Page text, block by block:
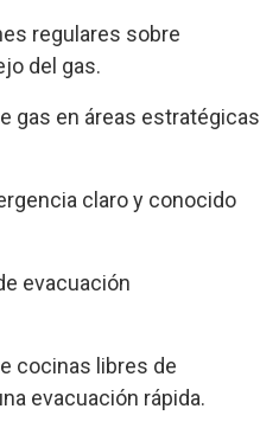
regulares sobre
del gas.
gas en áreas estratégicas
claro y conocido
evacuación
cocinas libres de
evacuación rápida.